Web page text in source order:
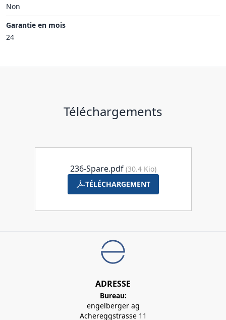
Non
Garantie en mois
24
Téléchargements
236-Spare.pdf (30.4 Kio)
TÉLÉCHARGEMENT
ADRESSE
Bureau:
engelberger ag
Achereggstrasse 11